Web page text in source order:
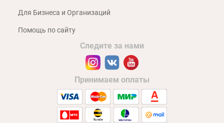
Для Бизнеса и Организаций
Помощь по сайту
Следите за нами
Принимаем оплаты